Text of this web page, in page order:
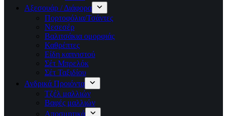
Αξεσουάρ / Διάφορα
Πορτοφόλια/Τσάντες
Νεσεσέρ
Βαλιτσάκια ομορφιάς
Καθρέπτες
Είδη καπνιστού
Σέτ Μπρελόκ
Σέτ Ταξιδίου
Ανδρικά Προιόντα
Τζέλ μαλλιών
Βαφές μαλλιών
Αποσμητικά